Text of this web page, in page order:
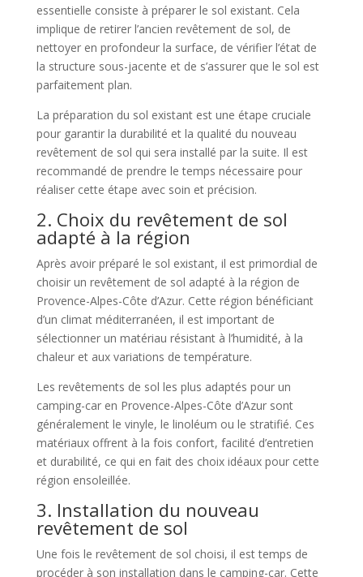
essentielle consiste à préparer le sol existant. Cela
implique de retirer l’ancien revêtement de sol, de
nettoyer en profondeur la surface, de vérifier l’état de
la structure sous-jacente et de s’assurer que le sol est
parfaitement plan.
La préparation du sol existant est une étape cruciale
pour garantir la durabilité et la qualité du nouveau
revêtement de sol qui sera installé par la suite. Il est
recommandé de prendre le temps nécessaire pour
réaliser cette étape avec soin et précision.
2. Choix du revêtement de sol
adapté à la région
Après avoir préparé le sol existant, il est primordial de
choisir un revêtement de sol adapté à la région de
Provence-Alpes-Côte d’Azur. Cette région bénéficiant
d’un climat méditerranéen, il est important de
sélectionner un matériau résistant à l’humidité, à la
chaleur et aux variations de température.
Les revêtements de sol les plus adaptés pour un
camping-car en Provence-Alpes-Côte d’Azur sont
généralement le vinyle, le linoléum ou le stratifié. Ces
matériaux offrent à la fois confort, facilité d’entretien
et durabilité, ce qui en fait des choix idéaux pour cette
région ensoleillée.
3. Installation du nouveau
revêtement de sol
Une fois le revêtement de sol choisi, il est temps de
procéder à son installation dans le camping-car. Cette